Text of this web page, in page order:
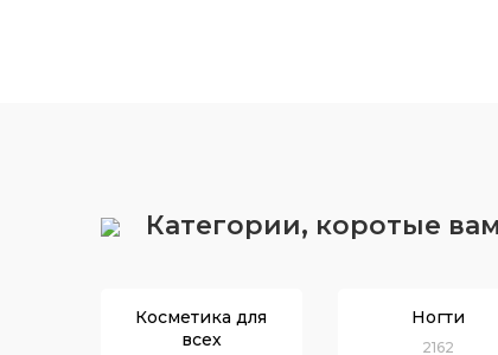
Категории, коротые
Косметика для
всех
Ногти
2162